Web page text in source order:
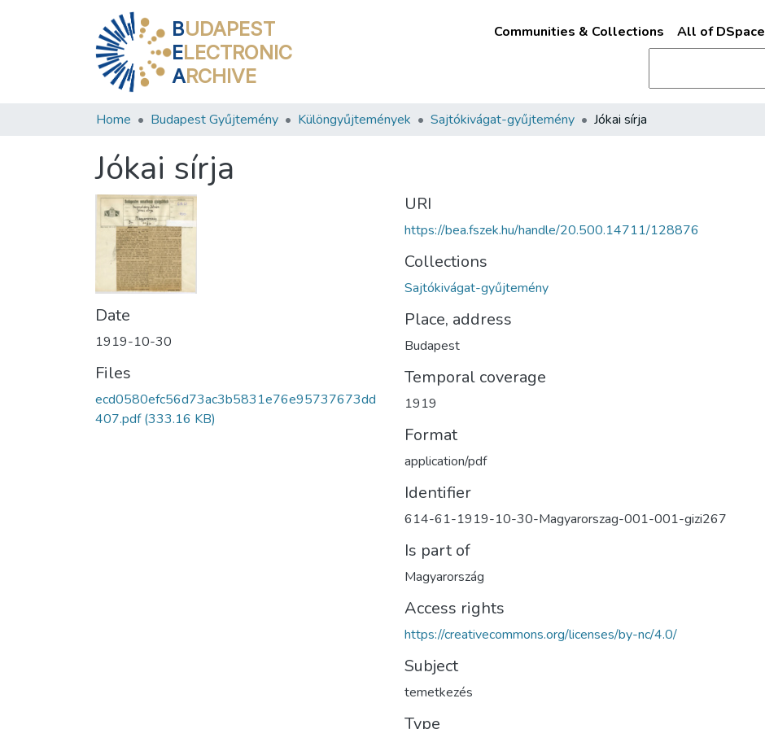
BUDAPEST
ELECTRONIC
ARCHIVE
Communities & Collections All of DSpace
Home Budapest Gyűjtemény Különgyűjtemények Sajtókivágat-gyűjtemény Jókai sírja
Jókai sírja
Date
1919-10-30
Files
ecd0580efc56d73ac3b5831e76e95737673dd
407.pdf(333.16 KB)
URI
https://bea.fszek.hu/handle/20.500.14711/128876
Collections
Sajtókivágat-gyűjtemény
Place, address
Budapest
Temporal coverage
1919
Format
application/pdf
Identifier
614-61-1919-10-30-Magyarorszag-001-001-gizi267
Is part of
Magyarország
Access rights
https://creativecommons.org/licenses/by-nc/4.0/
Subject
temetkezés
Type